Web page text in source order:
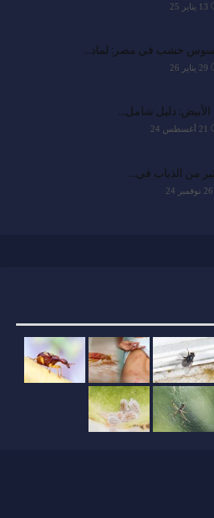
13 يناير 25
خشب في مصر: لماذ…
29 يناير 26
الأبيض: دليل شامل…
21 أغسطس 24
من الذباب في…
26 نوفمبر 24